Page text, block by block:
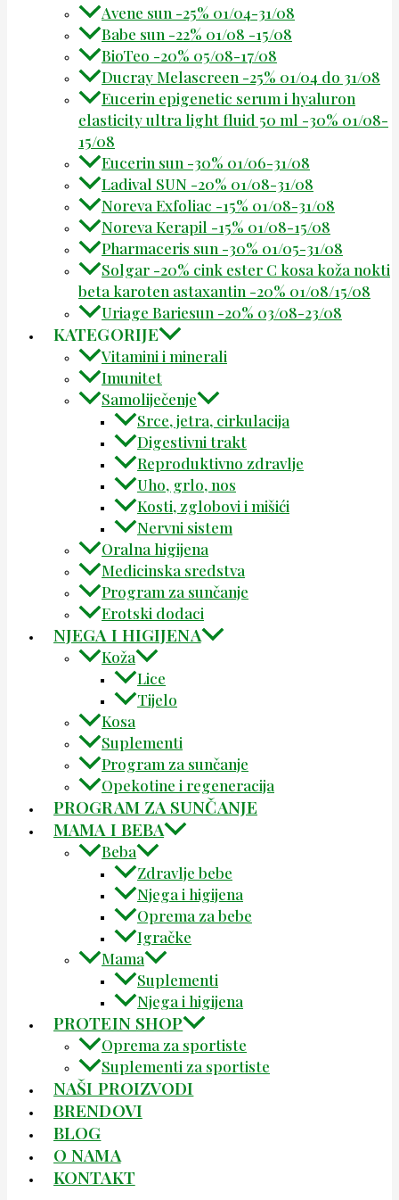
Avene sun -25% 01/04-31/08
Babe sun -22% 01/08 -15/08
BioTeo -20% 05/08-17/08
Ducray Melascreen -25% 01/04 do 31/08
Eucerin epigenetic serum i hyaluron
elasticity ultra light fluid 50 ml -30% 01/08-
15/08
Eucerin sun -30% 01/06-31/08
Ladival SUN -20% 01/08-31/08
Noreva Exfoliac -15% 01/08-31/08
Noreva Kerapil -15% 01/08-15/08
Pharmaceris sun -30% 01/05-31/08
Solgar -20% cink ester C kosa koža nokti
beta karoten astaxantin -20% 01/08/15/08
Uriage Bariesun -20% 03/08-23/08
KATEGORIJE
Vitamini i minerali
Imunitet
Samoliječenje
Srce, jetra, cirkulacija
Digestivni trakt
Reproduktivno zdravlje
Uho, grlo, nos
Kosti, zglobovi i mišići
Nervni sistem
Oralna higijena
Medicinska sredstva
Program za sunčanje
Erotski dodaci
NJEGA I HIGIJENA
Koža
Lice
Tijelo
Kosa
Suplementi
Program za sunčanje
Opekotine i regeneracija
PROGRAM ZA SUNČANJE
MAMA I BEBA
Beba
Zdravlje bebe
Njega i higijena
Oprema za bebe
Igračke
Mama
Suplementi
Njega i higijena
PROTEIN SHOP
Oprema za sportiste
Suplementi za sportiste
NAŠI PROIZVODI
BRENDOVI
BLOG
O NAMA
KONTAKT